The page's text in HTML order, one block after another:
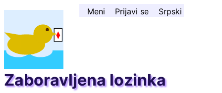
na sadržaj ↓ Meni Prijavi se Srpski
Zaboravljena lozinka